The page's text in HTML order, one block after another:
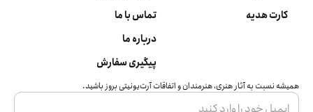
کارت هدیه
تماس با ما
درباره ما
پیگیری سفارش
همیشه نسبت به آثار هنری، هنرمندان و اتفاقات آرت‌یونیتی بروز باشید.